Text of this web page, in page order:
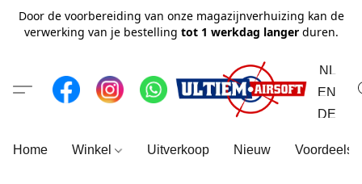
Door de voorbereiding van onze magazijnverhuizing kan de
verwerking van je bestelling tot 1 werkdag langerduren.
NL
EN
DE
Home Winkel Uitverkoop Nieuw